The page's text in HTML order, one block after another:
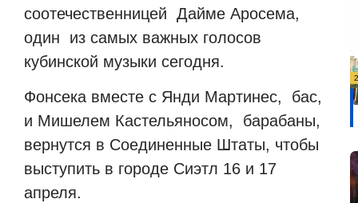
соотечественницей Дайме Аросема,
один из самых важных голосов
кубинской музыки сегодня.
Фонсека вместе с Янди Мартинес, бас,
и Мишелем Кастельяносом, барабаны,
вернутся в Соединенные Штаты, чтобы
выступить в городе Сиэтл 16 и 17
апреля.